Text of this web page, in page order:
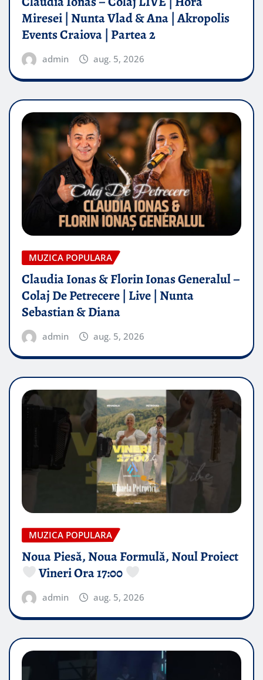
Miresei | Nunta Vlad & Ana | Akropolis
Events Craiova | Partea 2
admin aug. 5, 2026
MUZICA POPULARA
Claudia Ionas & Florin Ionas Generalul –
Colaj De Petrecere | Live | Nunta
Sebastian & Diana
admin aug. 5, 2026
MUZICA POPULARA
Noua Piesă, Noua Formulă, Noul Proiect
Vineri Ora 17:00
admin aug. 5, 2026